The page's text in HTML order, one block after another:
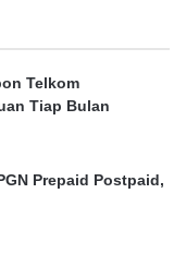
Telkom
Tiap Bulan
Prepaid Postpaid,